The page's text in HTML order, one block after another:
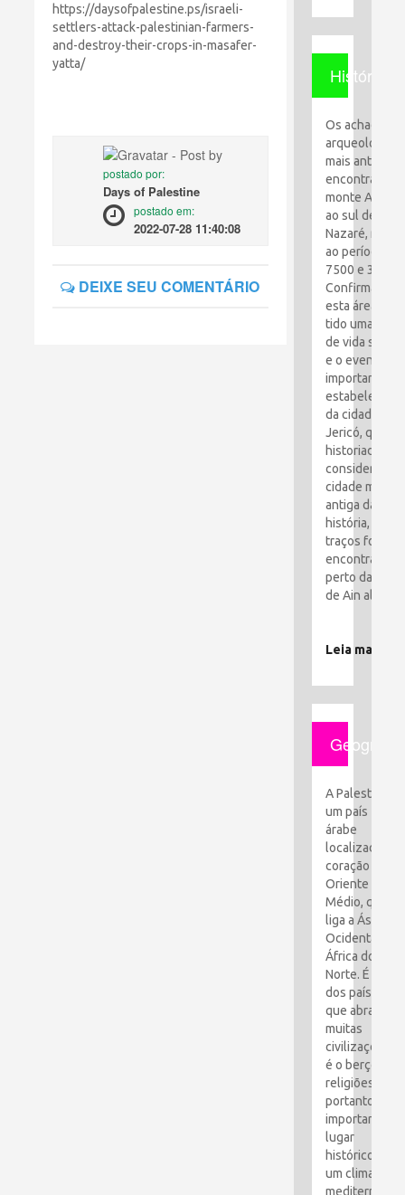
https://daysofpalestine.ps/israeli-
settlers-attack-palestinian-farmers-
and-destroy-their-crops-in-masafer-
yatta/
postado por:
Days of Palestine
postado em:
2022-07-28 11:40:08
DEIXE SEU COMENTÁRIO
História
Os achados
arqueológicos
mais antigos
encontrados
monte Al-
ao sul de
Nazaré,
ao período
7500 e 3100
Confirma que
esta área tem
tido uma
de vida
e o evento
importante
da cidade de
Jericó, que os
historiadores
consideram a
cidade mais
antiga da
história, seus
traços foram
encontrados
perto da
de Ain al-
Leia mais
Geografia
A Palestina é
um país
árabe
localizado no
coração do
Oriente
Médio, que
liga a Ásia
Ocidental e a
África do
Norte. É um
dos países
que abraçou
muitas
civilizações e
é o berço das
religiões. É,
portanto, um
importante
lugar
histórico com
um clima
mediterrâneo